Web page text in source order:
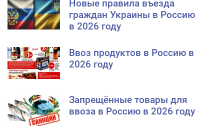
Новые правила въезда
граждан Украины в Россию
в 2026 году
Ввоз продуктов в Россию в
2026 году
Запрещённые товары для
ввоза в Россию в 2026 году